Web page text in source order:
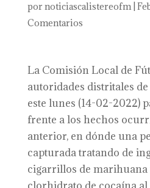
por noticiascalistereofm|
Comentarios
La Comisión Local de
autoridades distritales
este lunes (14-02-2022)
frente a los hechos
anterior, en dónde una
capturada tratando de
cigarrillos de marihuana